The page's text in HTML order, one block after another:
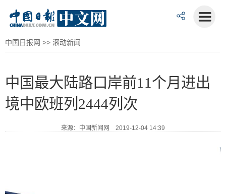
中国日报网 >> 滚动新闻
中国最大陆路口岸前11个月进出
境中欧班列2444列次
来源：中国新闻网 2019-12-04 14:39